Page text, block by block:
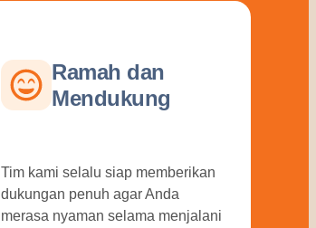
Ramah dan
Mendukung
Tim kami selalu siap memberikan
dukungan penuh agar Anda
merasa nyaman selama menjalani